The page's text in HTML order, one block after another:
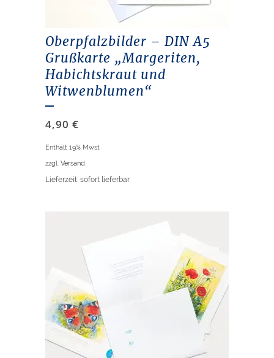
Oberpfalzbilder – DIN A5
Grußkarte „Margeriten,
Habichtskraut und
Witwenblumen“
4,90 €
Enthält 19% Mwst
zzgl. Versand
Lieferzeit: sofort lieferbar